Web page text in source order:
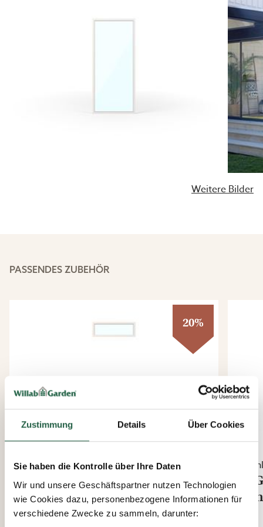
Zustimmung Details Über Cookies
Sie haben die Kontrolle über Ihre Daten
Wir und unsere Geschäftspartner nutzen Technologien
wie Cookies dazu, personenbezogene Informationen für
verschiedene Zwecke zu sammeln, darunter:
Weitere Bilder
PASSENDES ZUBEHÖR
20%
Frühling-Herbst
WG 50 Festes Fenster
Ab